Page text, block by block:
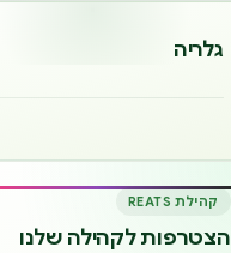
גלריה
קהילת REATS
הצטרפות לקהילה שלנו